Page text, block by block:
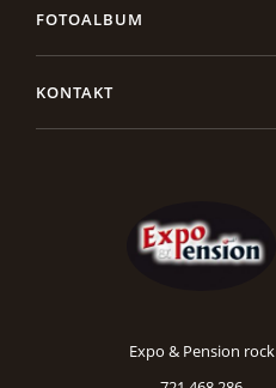
FOTOALBUM
KONTAKT
Expo & Pension rock